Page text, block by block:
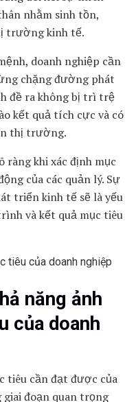
nhằm sinh tồn,
trường kinh tế.
doanh nghiệp cần
chặng đường phát
đề ra không bị trì trệ
kết quả tích cực và có
thị trường.
khi xác định mục
của các quản lý. Sự
triển kinh tế sẽ là yếu
và kết quả mục tiêu
năng ảnh
của doanh
tiêu cần đạt được của
đoạn quan trọng